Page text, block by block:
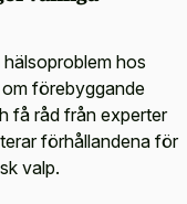
hos
om förebyggande
få råd från experter
förhållandena för
valp.